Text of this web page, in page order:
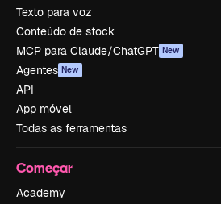
Texto para voz
Conteúdo de stock
MCP para Claude/ChatGPT New
Agentes New
API
App móvel
Todas as ferramentas
Começar
Academy